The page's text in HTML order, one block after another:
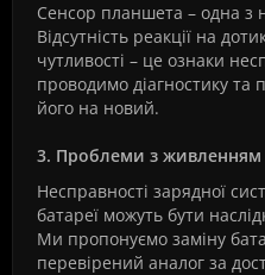
Сенсор планшета – одна з
Відсутність реакції на
чутливості – це ознаки
проводимо діагностику та
його на новий.
3. Проблеми з живленням
Несправності зарядної
батареї можуть бути
Ми пропонуємо заміну
перевірений аналог за